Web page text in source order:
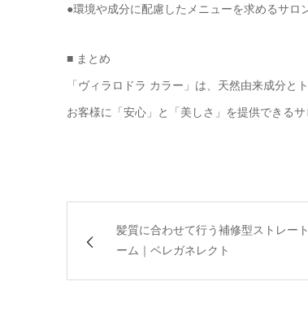
●環境や成分に配慮したメニューを求めるサロ
■ まとめ
「ヴィラロドラ カラー」は、天然由来成分と
お客様に「安心」と「美しさ」を提供できる
髪質に合わせて行う補修型ストレー
ーム｜ベレガネレクト